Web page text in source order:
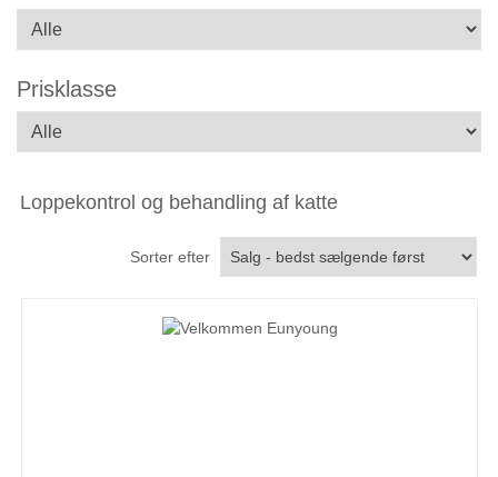
Prisklasse
Loppekontrol og behandling af katte
Sorter efter